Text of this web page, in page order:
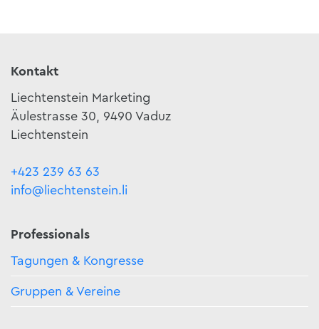
Kontakt
Liechtenstein Marketing
Äulestrasse 30, 9490 Vaduz
Liechtenstein
+423 239 63 63
info@liechtenstein.li
Professionals
Tagungen & Kongresse
Gruppen & Vereine